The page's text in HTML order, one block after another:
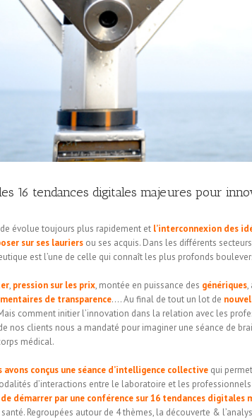
16 tendances digitales majeures pour
évolue toujours plus rapidement et l’interconnexion des
sur ses lauriers ou ses acquis. Dans les différents
est l’une de celle qui connaît les plus profonds
, pression sur les prix, montée en puissance des génériques,
de transparence…. Au final de tout un lot de
comment initier l’innovation dans la relation avec les
nos clients nous a mandaté pour imaginer une séance de
médical.
avons conçus une séance d’intelligence collective qui
d’interactions entre le laboratoire et les
de démarrer par une conférence sur16 tendances digitales
Regroupées autour de 4 thèmes, la découverte &